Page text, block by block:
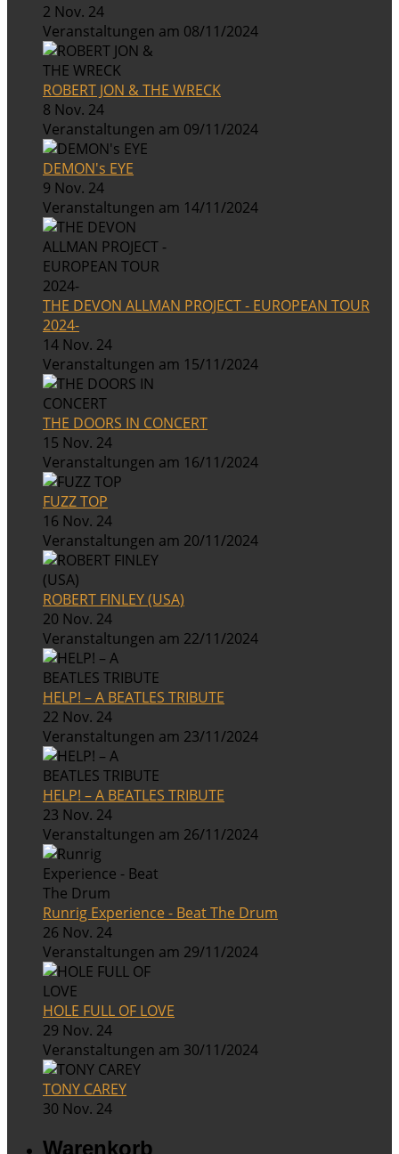
2 Nov. 24
Veranstaltungen am 08/11/2024
ROBERT JON & THE WRECK
8 Nov. 24
Veranstaltungen am 09/11/2024
DEMON's EYE
9 Nov. 24
Veranstaltungen am 14/11/2024
THE DEVON ALLMAN PROJECT - EUROPEAN TOUR
2024-
14 Nov. 24
Veranstaltungen am 15/11/2024
THE DOORS IN CONCERT
15 Nov. 24
Veranstaltungen am 16/11/2024
FUZZ TOP
16 Nov. 24
Veranstaltungen am 20/11/2024
ROBERT FINLEY (USA)
20 Nov. 24
Veranstaltungen am 22/11/2024
HELP! – A BEATLES TRIBUTE
22 Nov. 24
Veranstaltungen am 23/11/2024
HELP! – A BEATLES TRIBUTE
23 Nov. 24
Veranstaltungen am 26/11/2024
Runrig Experience - Beat The Drum
26 Nov. 24
Veranstaltungen am 29/11/2024
HOLE FULL OF LOVE
29 Nov. 24
Veranstaltungen am 30/11/2024
TONY CAREY
30 Nov. 24
Warenkorb